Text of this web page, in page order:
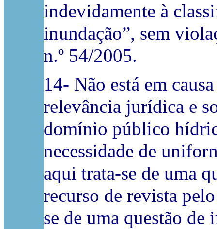
indevidamente à
inundação”, sem
n.º 54/2005.
14- Não está em
relevância jurídica e
domínio público
necessidade de
aqui trata-se de uma
recurso de revista
se de uma questão